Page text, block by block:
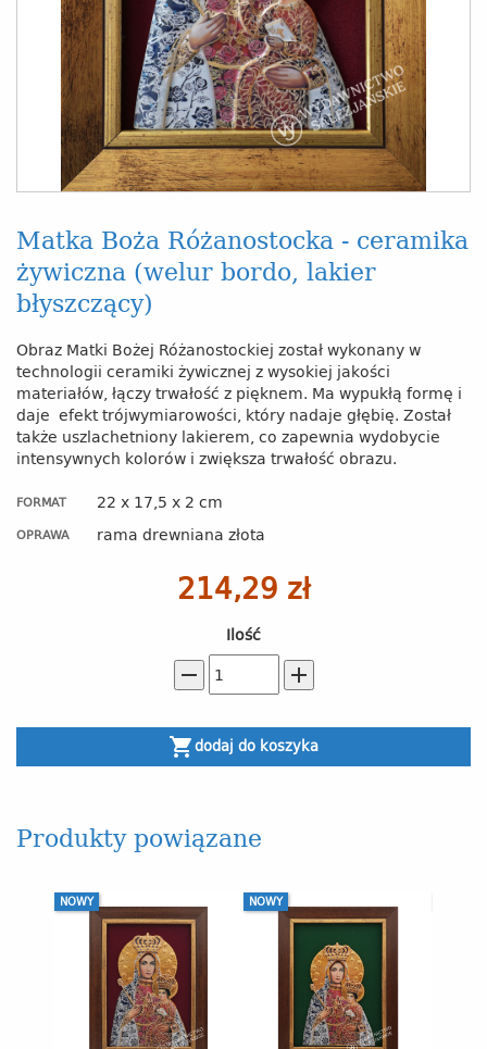
Matka Boża Różanostocka - ceramika
żywiczna (welur bordo, lakier
błyszczący)
Obraz Matki Bożej Różanostockiej został wykonany w
technologii ceramiki żywicznej z wysokiej jakości
materiałów, łączy trwałość z pięknem. Ma wypukłą formę i
daje efekt trójwymiarowości, który nadaje głębię. Został
także uszlachetniony lakierem, co zapewnia wydobycie
intensywnych kolorów i zwiększa trwałość obrazu.
FORMAT 22 x 17,5 x 2 cm
OPRAWA rama drewniana złota
214,29 zł
Ilość
remove add
shopping_cartdodaj do koszyka
Produkty powiązane
NOWY NOWY